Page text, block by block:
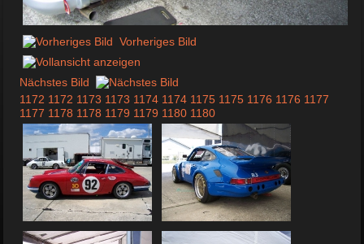
Vorheriges Bild
Nächstes Bild
1172 1172 1173 1173 1174 1174 1175 1175 1176 1176 1177
1177 1178 1178 1179 1179 1180 1180